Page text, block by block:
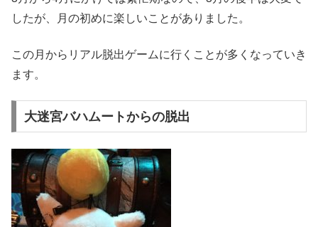
したが、月の初めに楽しいことがありました。
この月からリアル脱出ゲームに行くことが多くなっていき
ます。
大迷宮バハムートからの脱出